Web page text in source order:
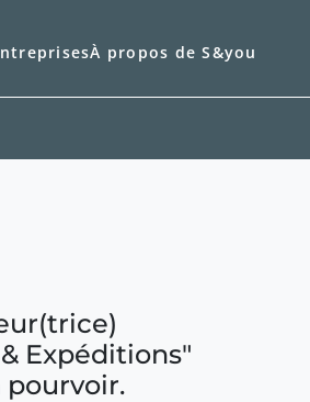
À propos de S&you
Expéditions"
pourvoir.